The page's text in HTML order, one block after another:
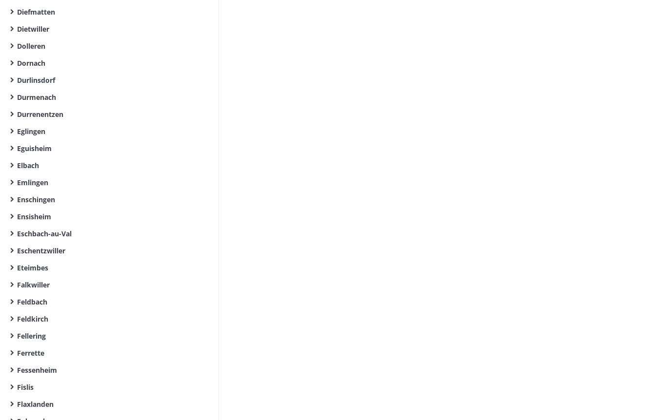
Diefmatten
Dietwiller
Dolleren
Dornach
Durlinsdorf
Durmenach
Durrenentzen
Eglingen
Eguisheim
Elbach
Emlingen
Enschingen
Ensisheim
Eschbach-au-Val
Eschentzwiller
Eteimbes
Falkwiller
Feldbach
Feldkirch
Fellering
Ferrette
Fessenheim
Fislis
Flaxlanden